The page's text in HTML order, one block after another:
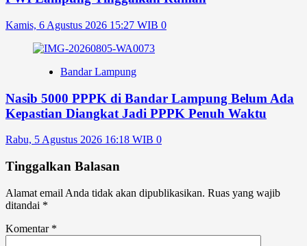
Kamis, 6 Agustus 2026 15:27 WIB 0
Bandar Lampung
Nasib 5000 PPPK di Bandar Lampung Belum Ada
Kepastian Diangkat Jadi PPPK Penuh Waktu
Rabu, 5 Agustus 2026 16:18 WIB 0
Tinggalkan Balasan
Alamat email Anda tidak akan dipublikasikan. Ruas yang wajib
ditandai *
Komentar *